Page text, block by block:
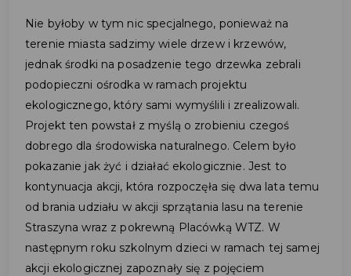
Nie byłoby w tym nic specjalnego, ponieważ na
terenie miasta sadzimy wiele drzew i krzewów,
jednak środki na posadzenie tego drzewka zebrali
podopieczni ośrodka w ramach projektu
ekologicznego, który sami wymyślili i zrealizowali.
Projekt ten powstał z myślą o zrobieniu czegoś
dobrego dla środowiska naturalnego. Celem było
pokazanie jak żyć i działać ekologicznie. Jest to
kontynuacja akcji, która rozpoczęła się dwa lata temu
od brania udziału w akcji sprzątania lasu na terenie
Straszyna wraz z pokrewną Placówką WTZ. W
następnym roku szkolnym dzieci w ramach tej samej
akcji ekologicznej zapoznały się z pojęciem